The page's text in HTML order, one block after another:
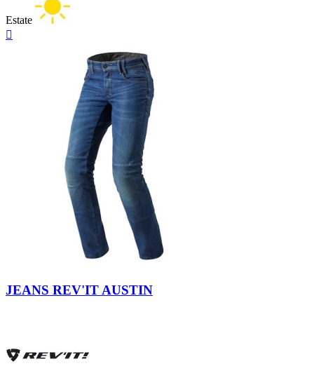
Estate

Blue
JEANS REV'IT AUSTIN